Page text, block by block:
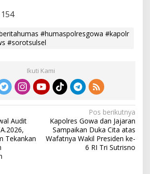
154
#humaspolresgowa #kapolr
#sorotsulsel
Ikuti Kami
Audit
Tekankan
Pos berikutnya
Kapolres Gowa dan Jajaran
Sampaikan Duka Cita atas
Wafatnya Wakil Presiden ke-
6 RI Tri Sutrisno